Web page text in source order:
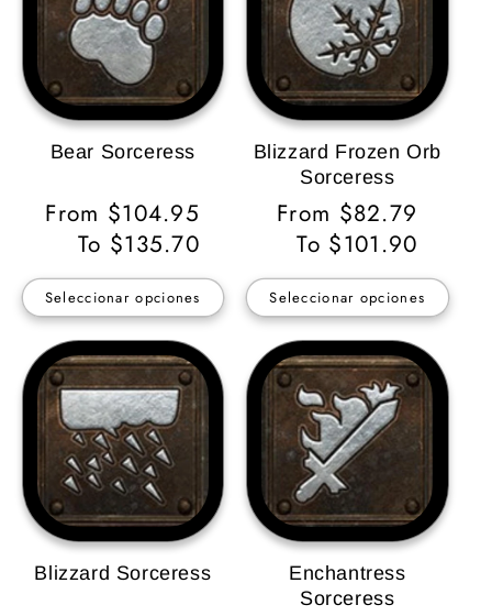
Bear Sorceress
Precio
habitual
From $104.95
To $135.70
Seleccionar opciones
Blizzard Frozen Orb
Sorceress
Precio
habitual
From $82.79
To $101.90
Seleccionar opciones
Blizzard Sorceress
Enchantress
Sorceress